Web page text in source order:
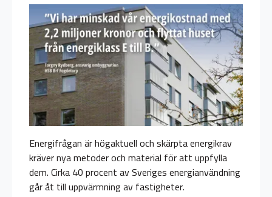
Energifrågan är högaktuell och skärpta energikrav
kräver nya metoder och material för att uppfylla
dem. Cirka 40 procent av Sveriges energianvändning
går åt till uppvärmning av fastigheter.